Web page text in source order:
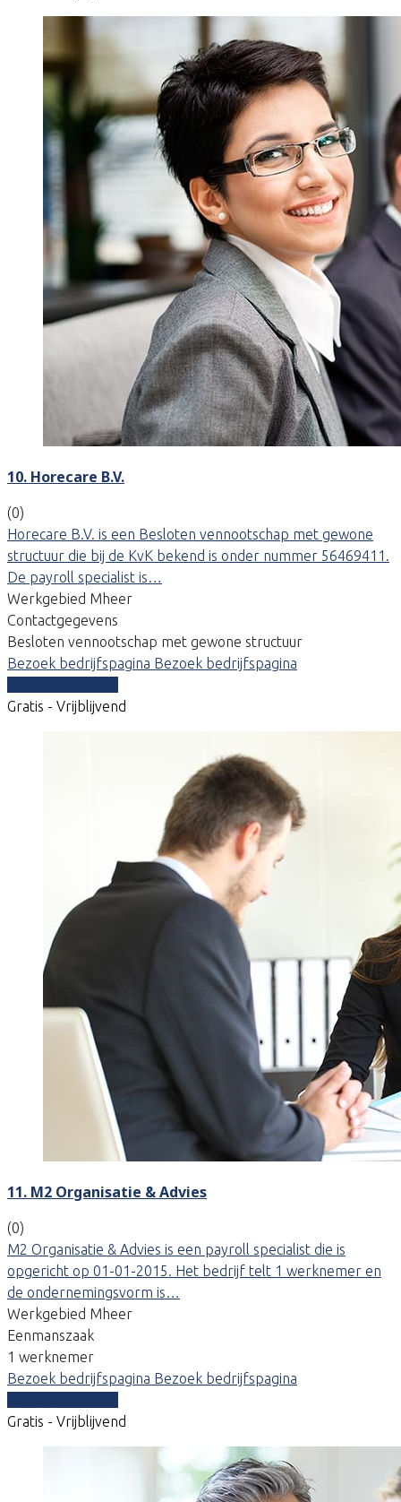
10. Horecare B.V.
(0)
Horecare B.V. is een Besloten vennootschap met gewone
structuur die bij de KvK bekend is onder nummer 56469411.
De payroll specialist is…
Werkgebied Mheer
Contactgegevens
Besloten vennootschap met gewone structuur
Bezoek bedrijfspagina Bezoek bedrijfspagina
Gratis - Vrijblijvend
11. M2 Organisatie & Advies
(0)
M2 Organisatie & Advies is een payroll specialist die is
opgericht op 01-01-2015. Het bedrijf telt 1 werknemer en
de ondernemingsvorm is…
Werkgebied Mheer
Eenmanszaak
1 werknemer
Bezoek bedrijfspagina Bezoek bedrijfspagina
Gratis - Vrijblijvend